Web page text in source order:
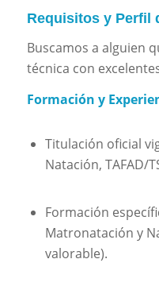
Requisitos y Perfil
Buscamos a alguien
técnica con
Formación y
Titulación oficial
Natación, TAFAD/
Formación
Matronatación y
valorable).